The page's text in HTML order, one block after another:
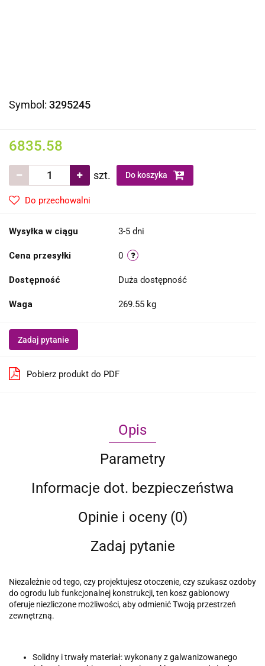
Symbol: 3295245
6835.58
szt. Do koszyka
Do przechowalni
Wysyłka w ciągu 3-5 dni
Cena przesyłki 0
Dostępność Duża dostępność
Waga 269.55 kg
Zadaj pytanie
Pobierz produkt do PDF
Opis
Parametry
Informacje dot. bezpieczeństwa
Opinie i oceny (0)
Zadaj pytanie
Niezależnie od tego, czy projektujesz otoczenie, czy szukasz ozdoby
do ogrodu lub funkcjonalnej konstrukcji, ten kosz gabionowy
oferuje niezliczone możliwości, aby odmienić Twoją przestrzeń
zewnętrzną.
Solidny i trwały materiał: wykonany z galwanizowanego